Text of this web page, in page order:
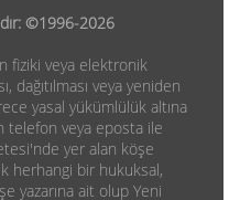
©1996-2026
fiziki veya elektronik
dağıtılması veya yeniden
yasal yükümlülük altına
telefon veya eposta ile
yer alan köşe
herhangi bir hukuksal,
yazarına ait olup Yeni